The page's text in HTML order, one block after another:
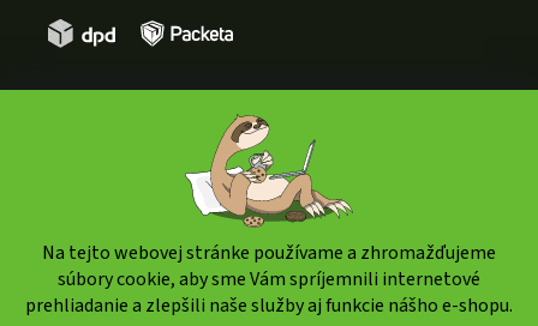
Na tejto webovej stránke používame a zhromažďujeme
súbory cookie, aby sme Vám spríjemnili internetové
prehliadanie a zlepšili naše služby aj funkcie nášho e-shopu.
Copyright 2026weedshop.sk. Všetky práva vyhradené.